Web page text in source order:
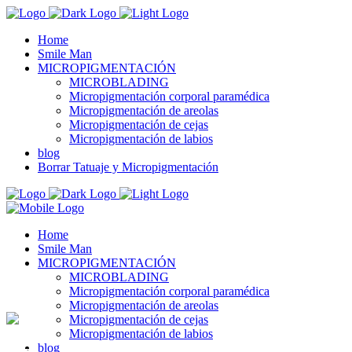
Home
Smile Man
MICROPIGMENTACIÓN
MICROBLADING
Micropigmentación corporal paramédica
Micropigmentación de areolas
Micropigmentación de cejas
Micropigmentación de labios
blog
Borrar Tatuaje y Micropigmentación
Home
Smile Man
MICROPIGMENTACIÓN
MICROBLADING
Micropigmentación corporal paramédica
Micropigmentación de areolas
Micropigmentación de cejas
Micropigmentación de labios
blog